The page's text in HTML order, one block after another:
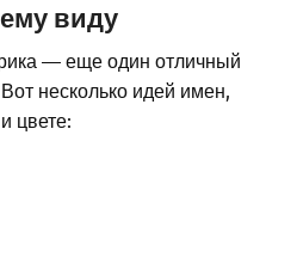
виду
— еще один отличный
несколько идей имен,
цвете: